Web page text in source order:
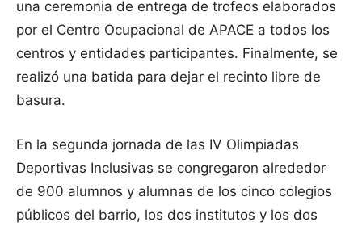
una ceremonia de entrega de trofeos elaborados
por el Centro Ocupacional de APACE a todos los
centros y entidades participantes. Finalmente, se
realizó una batida para dejar el recinto libre de
basura.
En la segunda jornada de las IV Olimpiadas
Deportivas Inclusivas se congregaron alrededor
de 900 alumnos y alumnas de los cinco colegios
públicos del barrio, los dos institutos y los dos